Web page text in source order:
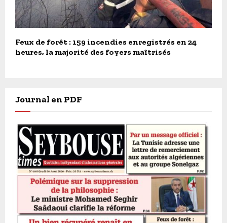
Feux de forêt : 159 incendies enregistrés en 24
heures, la majorité des foyers maîtrisés
Journal en PDF